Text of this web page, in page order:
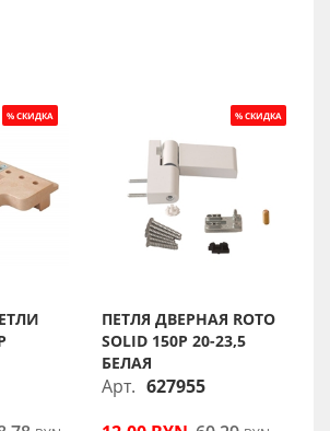
ПЕТЛЯ ДВЕРНАЯ ROTO
SOLID 150P 20-23,5
БЕЛАЯ
Арт. 627955